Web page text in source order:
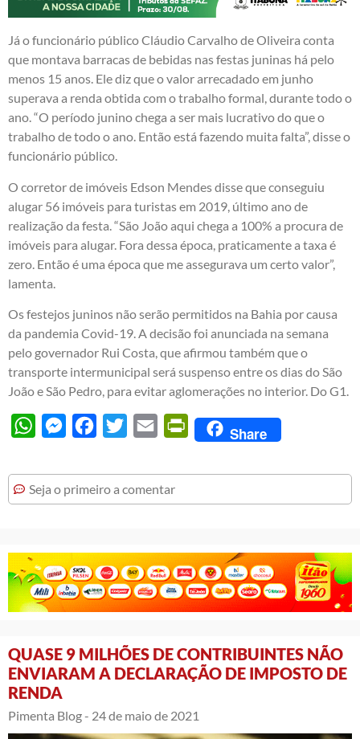
Já o funcionário público Cláudio Carvalho de Oliveira conta
que montava barracas de bebidas nas festas juninas há pelo
menos 15 anos. Ele diz que o valor arrecadado em junho
superava a renda obtida com o trabalho formal, durante todo o
ano. “O período junino chega a ser mais lucrativo do que o
trabalho de todo o ano. Então está fazendo muita falta”, disse o
funcionário público.
O corretor de imóveis Edson Mendes disse que conseguiu
alugar 56 imóveis para turistas em 2019, último ano de
realização da festa. “São João aqui chega a 100% a procura de
imóveis para alugar. Fora dessa época, praticamente a taxa é
zero. Então é uma época que me assegurava um certo valor”,
lamenta.
Os festejos juninos não serão permitidos na Bahia por causa
da pandemia Covid-19. A decisão foi anunciada na semana
pelo governador Rui Costa, que afirmou também que o
transporte intermunicipal será suspenso entre os dias do São
João e São Pedro, para evitar aglomerações no interior. Do G1.
WhatsAppMessengerFacebook
Twitter Email PrintFriendly
Share
Seja o primeiro a comentar
QUASE 9 MILHÕES DE CONTRIBUINTES NÃO
ENVIARAM A DECLARAÇÃO DE IMPOSTO DE
RENDA
Pimenta Blog - 24 de maio de 2021